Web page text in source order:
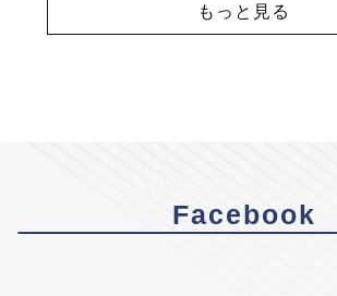
もっと見る
Facebook